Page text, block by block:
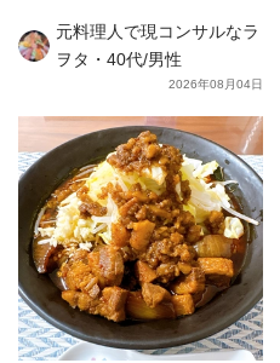
とかなり重たくなります。別皿にし
て「つけて食べる」ほうが最後まで
飽きません。 肉味噌もほんのりピリ
さず少しずつ加えるのがちょうどよ
かったです。 こってり系なのに甘み
があるぶん重たさが少なく、妻と分
け合って結局スープまで完飲。 まだ
試せていない味変が残っているの
で、リピート確定の一杯です✨
て表れていますが、 麺武者の豚骨魚
介醤油ラーメンには動物と魚介のバ
ランス型である影武者らーめん、節
が行った時はあっさり煮干というの
もあり、その中でも本品は節強調型
のガツンらーめんというメニューに
なります。 商品名の通り濃厚節系
白湯スープですが、適度なザラ感は
あるもののドロついてはおらず、見
た目よりサラリとしており、 たっぷ
りの鶏油と油膜が張るほどのコラー
ゲンにより、スープ温度が最後まで
熱々に保たれています。 旨味は無
元料理人で現コンサルなラ
ヲタ・40代/男性
2026年08月04日